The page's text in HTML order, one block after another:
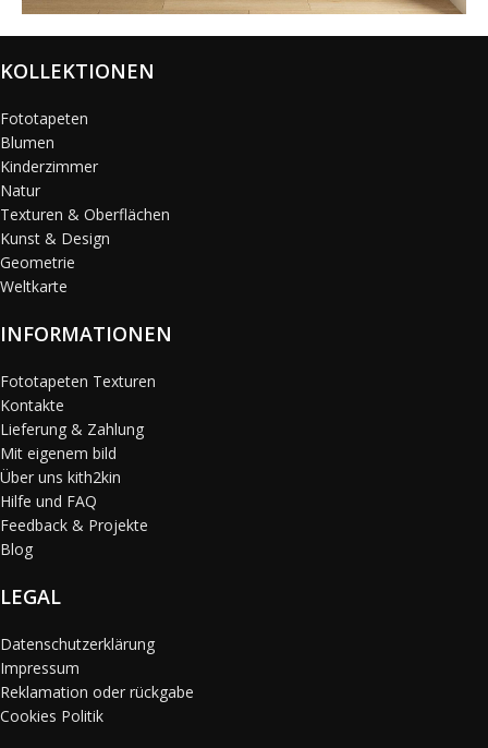
@karols_interiors
KOLLEKTIONEN
Fototapeten
Blumen
Kinderzimmer
Natur
Texturen & Oberflächen
Kunst & Design
Geometrie
Weltkarte
INFORMATIONEN
Fototapeten Texturen
Kontakte
Lieferung & Zahlung
Mit eigenem bild
Über uns kith2kin
Hilfe und FAQ
Feedback & Projekte
Blog
LEGAL
Datenschutzerklärung
Impressum
Reklamation oder rückgabe
Cookies Politik